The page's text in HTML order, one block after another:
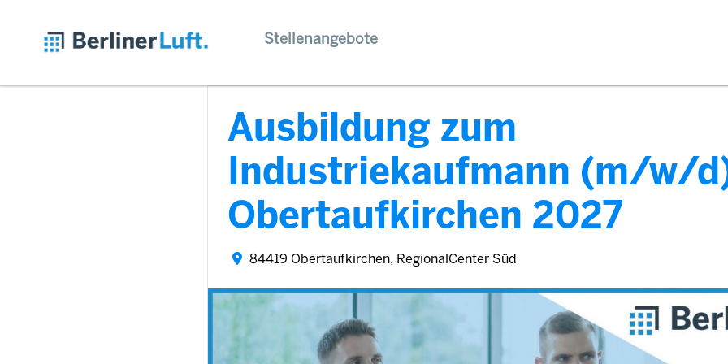
Stellenangebote
Ausbildung zum
Industriekaufmann (m/w/
Obertaufkirchen 2027
84419 Obertaufkirchen, RegionalCenter Süd